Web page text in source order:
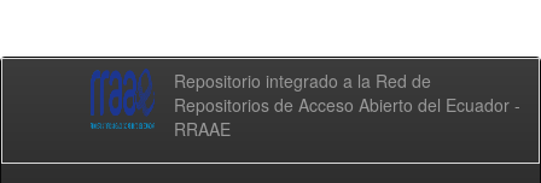
Repositorio integrado a la Red de
Repositorios de Acceso Abierto del Ecuador -
RRAAE